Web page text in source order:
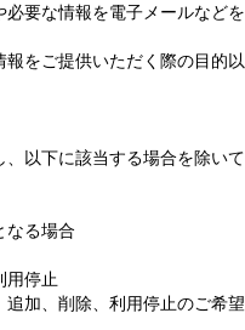
要な情報を電子メールなどを
をご提供いただく際の目的以
以下に該当する場合を除いて
なる場合
用停止
加、削除、利用停止のご希望